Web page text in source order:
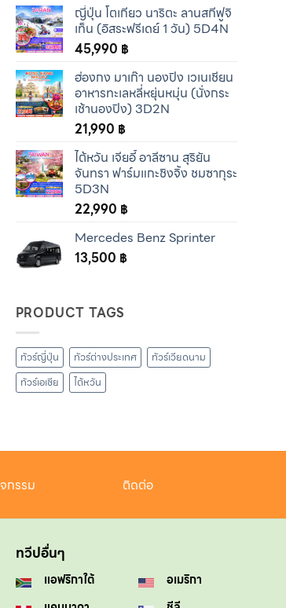
ญี่ปุ่น โตเกียว นาริตะ ลานสกีฟูจิ
เท็น (อิสระฟรีเดย์ 1 วัน) 5D4N
45,990 ฿
ฮ่องกง มาเก๊า นองปิง เวเนเชียน
อาหารทะเลหลี่หยุ่นหมุ่น (นั่งกระ
เช้านองปิง) 3D2N
21,990 ฿
ไต้หวัน เจียอี้ อาลีซาน สุริยัน
จันทรา ฟาร์มแกะชิงจิ้ง ชมซากุระ
5D3N
22,990 ฿
Mercedes Benz Sprinter
13,500 ฿
PRODUCT TAGS
ทัวร์ญี่ปุ่น ทัวร์ต่างประเทศ
ทัวร์เวียดนาม
ทัวร์เอเชีย
ไต้หวัน
กรรม ติดต่อ
ทวีปอื่นๆ
แอฟริกาใต้
อเมริกา